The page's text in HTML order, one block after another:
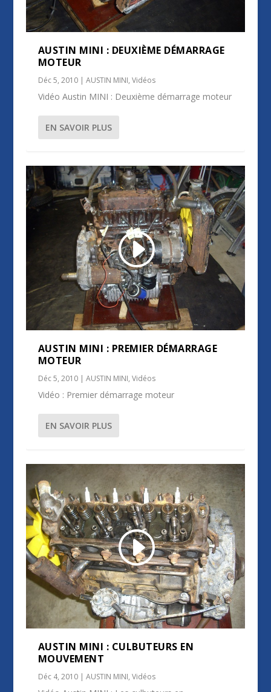
AUSTIN MINI : DEUXIÈME DÉMARRAGE
MOTEUR
Déc 5, 2010| AUSTIN MINI, Vidéos
Vidéo Austin MINI : Deuxième démarrage moteur
EN SAVOIR PLUS
AUSTIN MINI : PREMIER DÉMARRAGE
MOTEUR
Déc 5, 2010| AUSTIN MINI, Vidéos
Vidéo : Premier démarrage moteur
EN SAVOIR PLUS
AUSTIN MINI : CULBUTEURS EN
MOUVEMENT
Déc 4, 2010| AUSTIN MINI, Vidéos